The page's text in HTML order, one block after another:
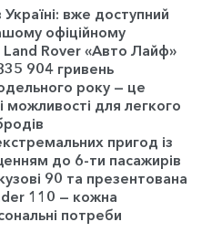
вже доступний
офіційному
Rover «Авто Лайф»
904 гривень
року — це
можливості для легкого
пригод із
до 6-ти пасажирів
90 та презентована
110 — кожна
потреби